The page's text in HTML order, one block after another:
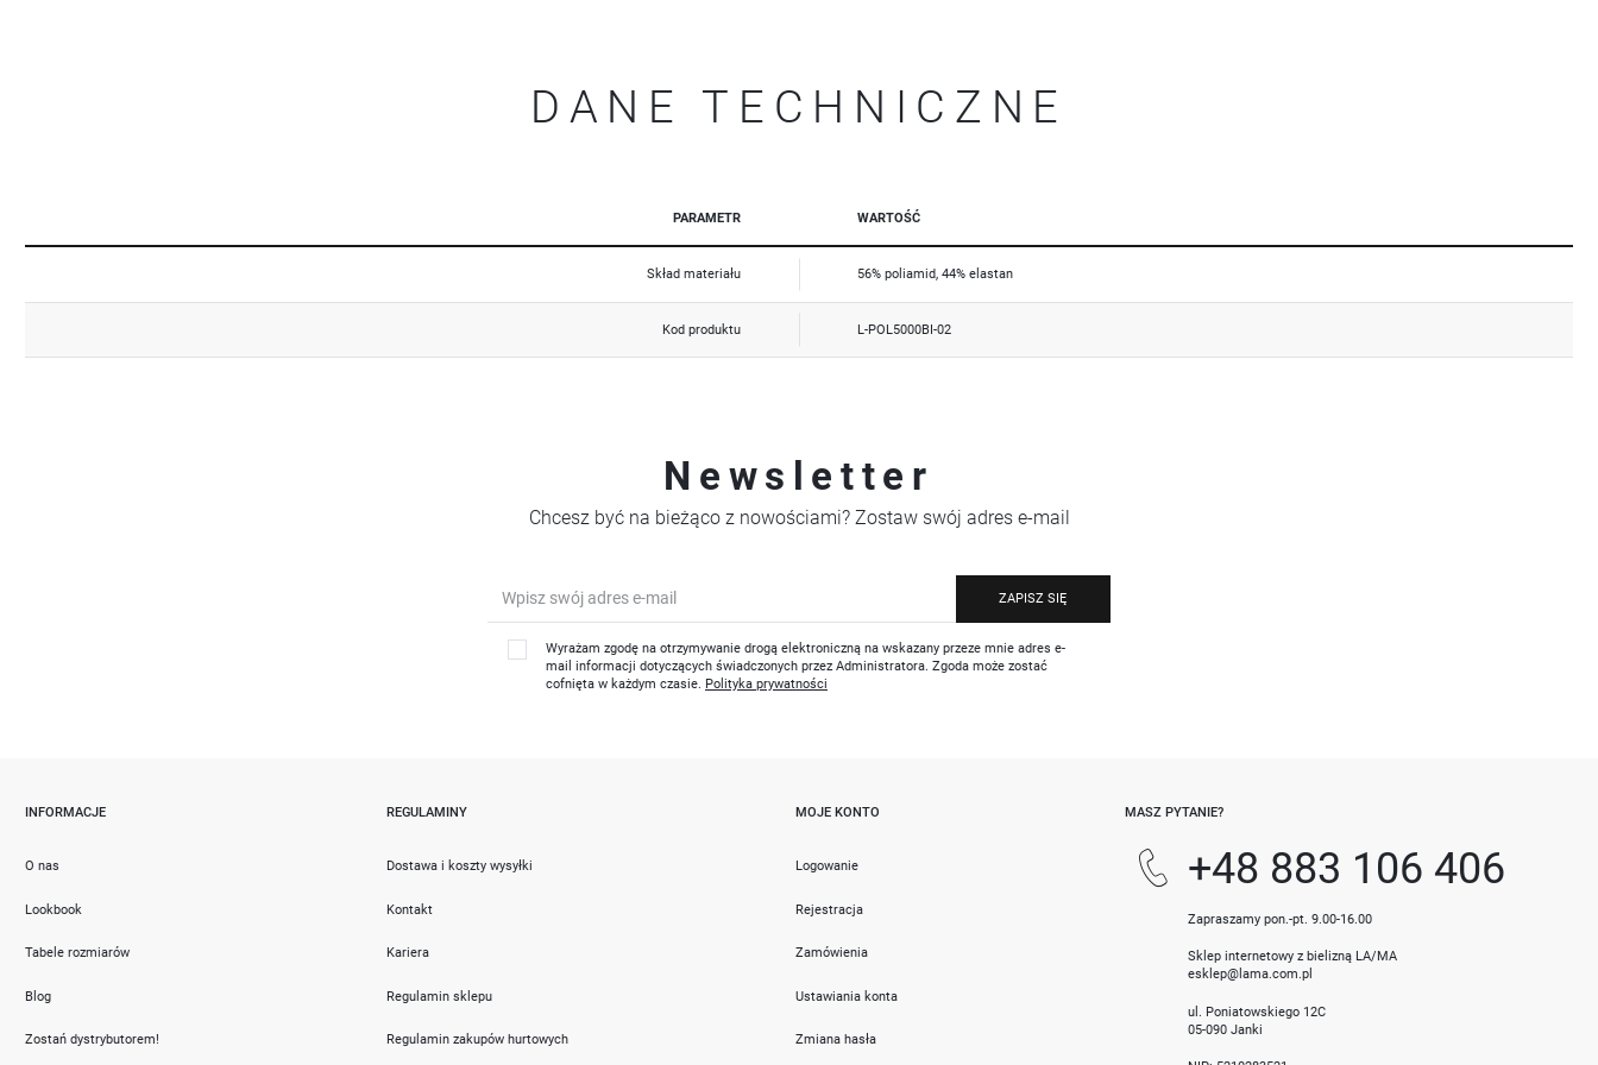
DANE TECHNICZNE
PARAMETR WARTOŚĆ
Skład materiału 56% poliamid, 44% elastan
Kod produktu L-POL5000BI-02
Newsletter
Chcesz być na bieżąco z nowościami? Zostaw swój adres e-mail
ZAPISZ SIĘ
Wyrażam zgodę na otrzymywanie drogą elektroniczną na wskazany przeze mnie adres e-
mail informacji dotyczących świadczonych przez Administratora. Zgoda może zostać
cofnięta w każdym czasie. Polityka prywatności
INFORMACJE
O nas
Lookbook
Tabele rozmiarów
Blog
Zostań dystrybutorem!
REGULAMINY
Dostawa i koszty wysyłki
Kontakt
Kariera
Regulamin sklepu
Regulamin zakupów hurtowych
MOJE KONTO
Logowanie
Rejestracja
Zamówienia
Ustawiania konta
Zmiana hasła
MASZ PYTANIE?
+48 883 106 406
Zapraszamy pon.-pt. 9.00-16.00
Sklep internetowy z bielizną LA/MA
esklep@lama.com.pl
ul. Poniatowskiego 12C
05-090 Janki